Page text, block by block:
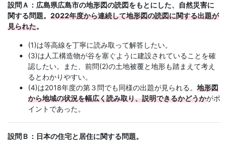
設問Ａ：広島県広島市の地形図の読図をもとにした、自然災害に
関する問題。 2022年度から連続して地形図の読図に関する出題が
見られた。
(1)は等高線を丁寧に読み取って解答したい。
(3)は人工構造物が谷を塞ぐように建設されていることを確
認したい。また、前問(2)の土地被覆と地形も踏まえて考え
るとわかりやすい。
(4)は2018年度の第３問でも同様の出題が見られる。 地形図
から地域の状況を幅広く読み取り、説明できるかどうかがポ
イントであった。
設問Ｂ：日本の住宅と居住に関する問題。